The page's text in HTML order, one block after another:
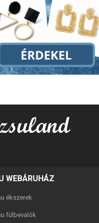
WEBÁRUHÁZ
ékszerek
fülbevalók